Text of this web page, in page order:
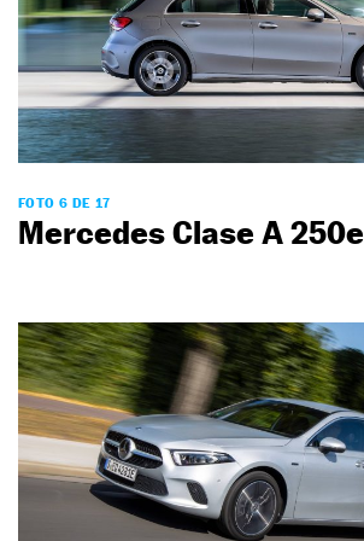
FOTO 6 DE 17
Mercedes Clase A 250e